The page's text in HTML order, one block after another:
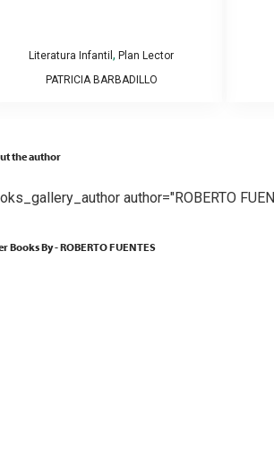
Literatura Infantil , Plan Lector
PATRICIA BARBADILLO
the author
author="ROBERTO
Books By - ROBERTO FUENTES